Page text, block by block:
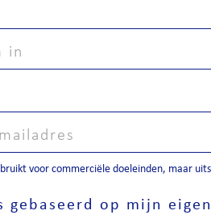
voor commerciële doeleinden, maar
gebaseerd op mijn